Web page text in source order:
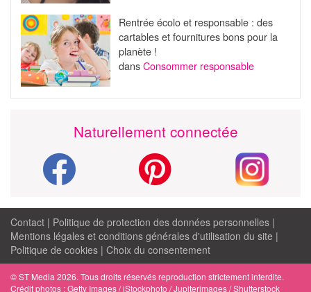
Rentrée écolo et responsable : des
cartables et fournitures bons pour la
planète !
dansConsommer responsable
Naturellement connectée
Contact | Politique de protection des données personnelles |
Mentions légales et conditions générales d'utilisation du site |
Politique de cookies | Choix du consentement
© ST Media 2026. Tous droits réservés reproduction strictement interdite.
Crédit photos : Getty Images / iStockphoto / Jupiterimages / Shutterstock